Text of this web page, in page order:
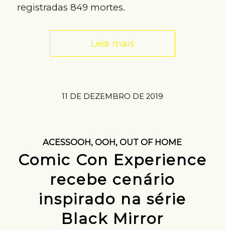
registradas 849 mortes.
Leia mais
11 DE DEZEMBRO DE 2019
ACESSOOH,OOH,OUT OF HOME
Comic Con Experience
recebe cenário
inspirado na série
Black Mirror